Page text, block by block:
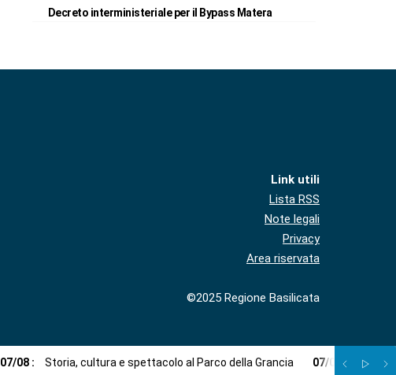
Decreto interministeriale per il Bypass Matera
Link utili
Lista RSS
Note legali
Privacy
Area riservata
©2025 Regione Basilicata
07/08 : Storia, cultura e spettacolo al Parco della Grancia 07/08: